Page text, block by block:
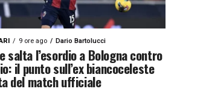
9 ore ago Dario Bartolucci
salta l’esordio a Bologna contro
il punto sull’ex biancoceleste
del match ufficiale